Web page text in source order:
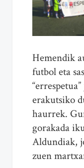
Hemendik
futbol eta
erakutsiko
haurrek.
gorakada
Aldundiak,
zuen